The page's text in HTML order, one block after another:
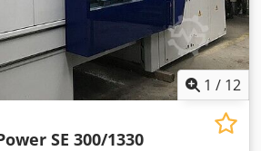
1 / 12
SE 300/1330